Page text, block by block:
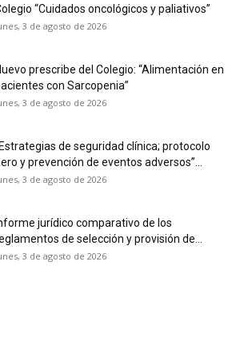
“Cuidados oncológicos y paliativos”
3 de agosto de 2026
prescribe del Colegio: “Alimentación en
con Sarcopenia”
3 de agosto de 2026
de seguridad clínica; protocolo
y prevención de eventos adversos”...
3 de agosto de 2026
jurídico comparativo de los
de selección y provisión de...
3 de agosto de 2026